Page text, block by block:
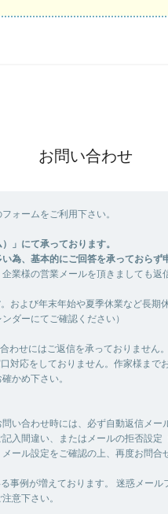
お問い合わせ
ォームをご利用下さい。
」にて承っております。
為、基本的にご回答を承っておらず
業様の営業メールを頂きましても返
。および年末年始や夏季休業など長期
ダーにてご確認ください）
わせにはご返信を承っておりません
対応をしておりません。作家様まで
かめ下さい。
い合わせ時には、必ず自動返信メー
入間違い、またはメールの拒否設定
ール設定をご確認の上、再度お問合
事例が増えております。 迷惑メール
意下さい。